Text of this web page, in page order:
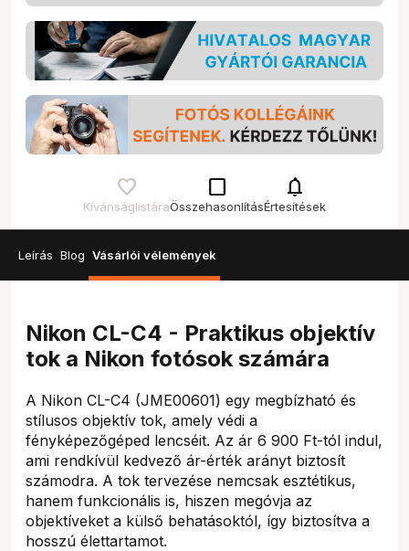
Kívánságlistára
check_box_outline_blank
Összehasonlítás
notifications
Értesítések
Leírás Blog Vásárlói vélemények
Nikon CL-C4 - Praktikus objektív
tok a Nikon fotósok számára
A Nikon CL-C4 (JME00601) egy megbízható és
stílusos objektív tok, amely védi a
fényképezőgéped lencséit. Az ár 6 900 Ft-tól indul,
ami rendkívül kedvező ár-érték arányt biztosít
számodra. A tok tervezése nemcsak esztétikus,
hanem funkcionális is, hiszen megóvja az
objektíveket a külső behatásoktól, így biztosítva a
hosszú élettartamot.